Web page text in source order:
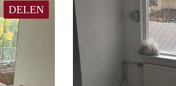
DELEN